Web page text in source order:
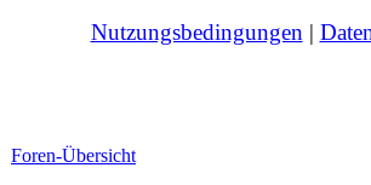
Nutzungsbedingungen |
Foren-Übersicht